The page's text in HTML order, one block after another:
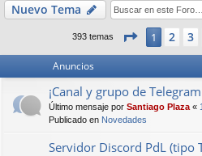
s
Nuevo Tema
393 temas Página de
1 2 3
Anuncios
¡Canal y grupo de
Último mensaje por Santiago Plaza «
Publicado en Novedades
Servidor Discord PdL (tipo